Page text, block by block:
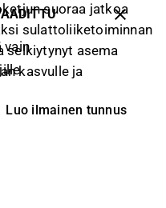
suoraa jatkoa
sulattoliiketoiminnan
selkiytynyt asema
kasvulle ja
vain
Luo ilmainen tunnus